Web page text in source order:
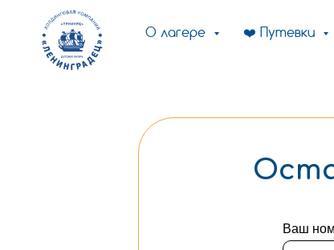
О лагере ❤️ Путевки
Ваш